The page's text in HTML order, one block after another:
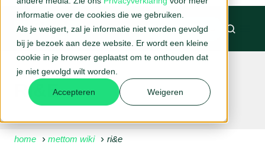
informatie over de cookies die we gebruiken.
Als je weigert, zal je informatie niet worden gevolgd
bij je bezoek aan deze website. Er wordt een kleine
cookie in je browser geplaatst om te onthouden dat
je niet gevolgd wilt worden.
Accepteren Weigeren
BELAFSPRAAK →
RI&E
home mettom wiki ri&e